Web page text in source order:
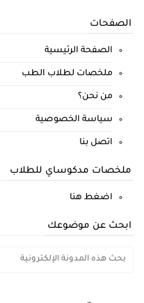
الصفحات
الصفحة الرئيسية
ملخصات لطلاب الطب
من نحن؟
سياسة الخصوصية
اتصل بنا
ملخصات مدكوساي للطلاب
اضغط هنا
ابحث عن موضوعك